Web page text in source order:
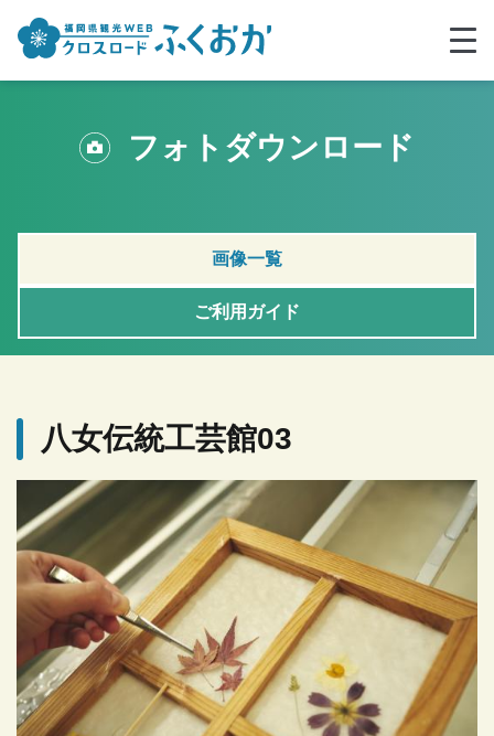
フォトダウンロード
画像一覧
ご利用ガイド
八女伝統工芸館03